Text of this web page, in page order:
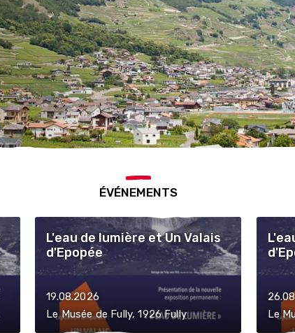
ÉVÉNEMENTS
L'eau de lumière et Un Valais
d'Epopée
19.08.2026
Le Musée de Fully, 1926 Fully
Le